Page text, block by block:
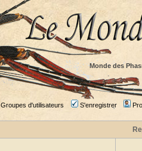
Monde des
Groupes d'utilisateurs S'enregistrer